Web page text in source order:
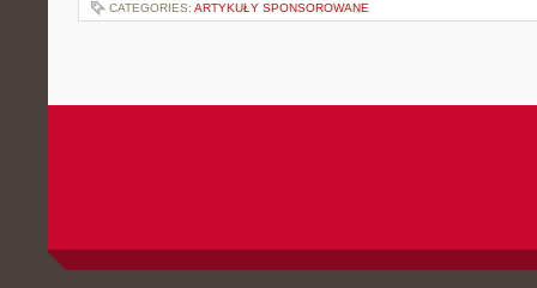
CATEGORIES: ARTYKUŁY SPONSOROWANE